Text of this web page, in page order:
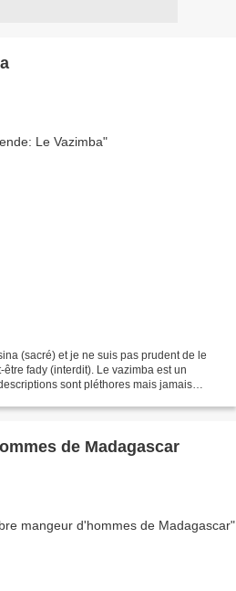
(sacré) et je ne suis pas prudent de le
être fady (interdit). Le vazimba est un
sont pléthores mais jamais
de Madagascar